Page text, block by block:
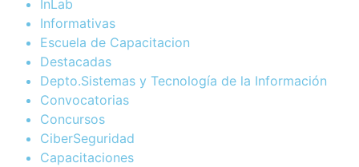
InLab
Informativas
Escuela de Capacitacion
Destacadas
Depto.Sistemas y Tecnología de la Información
Convocatorias
Concursos
CiberSeguridad
Capacitaciones